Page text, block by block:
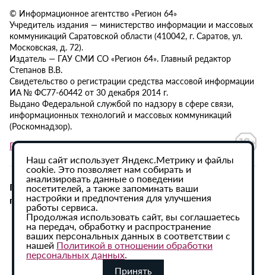
© Информационное агентство «Регион 64»
Учредитель издания — министерство информации и массовых
коммуникаций Саратовской области (410042, г. Саратов, ул.
Московская, д. 72).
Издатель — ГАУ СМИ СО «Регион 64». Главный редактор
Степанов В.В.
Свидетельство о регистрации средства массовой информации
ИА № ФС77-60442 от 30 декабря 2014 г.
Выдано Федеральной службой по надзору в сфере связи,
информационных технологий и массовых коммуникаций
(Роскомнадзор).
Политика в отношении обработки персональных данных
При использовании материалов сайта активная
гиперссылка на ИА «Регион 64» обязательна.
Наш сайт использует Яндекс.Метрику и файлы
cookie. Это позволяет нам собирать и
анализировать данные о поведении
посетителей, а также запоминать ваши
настройки и предпочтения для улучшения
работы сервиса.
Продолжая использовать сайт, вы соглашаетесь
на передач, обработку и распространение
ваших персональных данных в соответствии с
нашей Политикой в отношении обработки
персональных данных.
Принять